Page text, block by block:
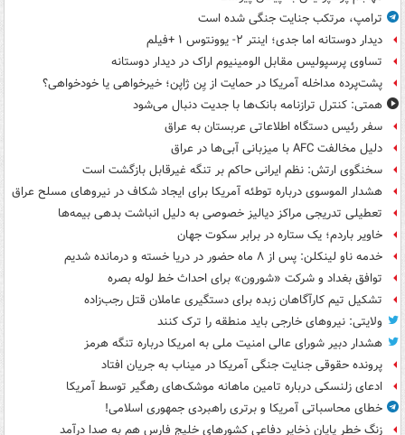
ترامپ، مرتکب جنایت جنگی شده است
دیدار دوستانه اما جدی؛ اینتر ۲- یوونتوس ۱ +فیلم
تساوی پرسپولیس مقابل الومینیوم اراک در دیدار دوستانه
پشت‌پرده مداخله آمریکا در حمایت از یِن ژاپن؛ خیرخواهی یا خودخواهی؟
همتی: کنترل ترازنامه بانک‌ها با جدیت دنبال می‌شود
سفر رئیس دستگاه اطلاعاتی عربستان به عراق
دلیل مخالفت AFC با میزبانی آبی‌ها در عراق
سخنگوی ارتش: نظم ایرانی حاکم بر تنگه غیرقابل بازگشت است
هشدار الموسوی درباره توطئه آمریکا برای ایجاد شکاف در نیروهای مسلح عراق
تعطیلی تدریجی مراکز دیالیز خصوصی به دلیل انباشت بدهی بیمه‌ها
خاویر باردم؛ یک ستاره در برابر سکوت جهان
خدمه ناو لینکلن: پس از ۸ ماه حضور در دریا خسته و درمانده‌ شدیم
توافق بغداد و شرکت «شورون» برای احداث خط لوله بصره
تشکیل تیم کارآگاهان زبده برای دستگیری عاملان قتل رجب‌زاده
ولایتی: نیروهای خارجی باید منطقه را ترک کنند
هشدار دبیر شورای عالی امنیت ملی به امریکا درباره تنگه هرمز
پرونده حقوقی جنایت جنگی آمریکا در میناب به جریان افتاد
ادعای زلنسکی درباره تامین ماهانه موشک‌های رهگیر توسط آمریکا
خطای محاسباتی آمریکا و برتری راهبردی جمهوری اسلامی!
زنگ خطر پایان ذخایر دفاعی کشورهای خلیج فارس هم به صدا درآمد